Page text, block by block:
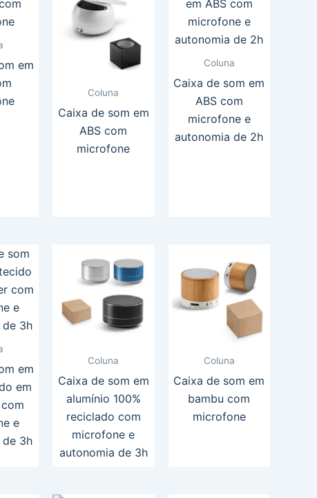
em
Coluna
Caixa de som em
ABS com
microfone
Coluna
Caixa de som em
ABS com
microfone e
autonomia de 2h
em
em
e
3h
Coluna
Caixa de som em
alumínio 100%
reciclado com
microfone e
autonomia de 3h
Coluna
Caixa de som em
bambu com
microfone